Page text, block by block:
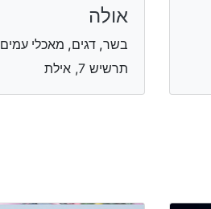
אולה
בשר, דגים, מאכלי עמים
תרשיש 7, אילת